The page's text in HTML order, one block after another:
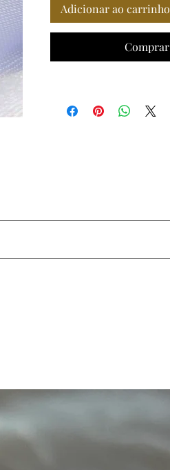
Adicionar ao carrinho
Comprar
fabricação.